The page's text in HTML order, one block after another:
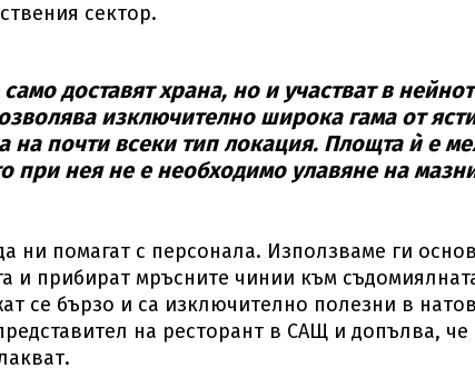
сектор.
доставят храна, но и участват в
изключително широка гама от
на почти всеки тип локация. Площта ѝ е
при нея не е необходимо улавяне на
ни помагат с персонала. Използваме ги
и прибират мръсните чинии към
се бързо и са изключително полезни в
на ресторант в САЩ и допълва, че